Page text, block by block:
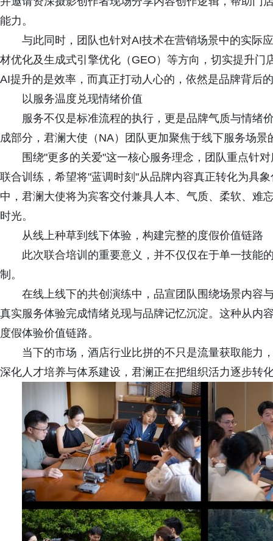
能力。
与此同时，团队也针对AI技术在营销场景中的实际
材优化及生成式引擎优化（GEO）等方向，切实提升
AI提升的是效率，而真正打动人心的，依然是品牌背后
以服务温度兑现情绪价值
服务不仅是标准流程的执行，更是品牌气质与情绪
成部分，君澜大使（NA）团队更加聚焦于线下服务场景
围绕"更多的关爱"这一核心服务理念，团队重点针
联合训练，希望将"蓝调时刻"从品牌内容真正转化为具
中，君澜大使将为宾客交付兼具人本、气质、柔软、难
时光。
从线上种草到线下体验，构建完整的度假价值链路
此次联合培训的重要意义，并不仅仅在于单一技能
制。
在线上线下的共创演练中，品宣团队围绕场景内容
真实服务体验完成情绪兑现与品牌记忆沉淀。这种从内
度假体验价值链路。
当下的市场，酒店行业比拼的不只是流量获取能力
深化人才培养与体系建设，君澜正在把组织活力逐步转